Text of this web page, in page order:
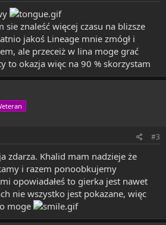
znaleść więcej czasu na blizsze
jakoś Lineage mnie zmógł i
ale przeceiż w lina moge grać
to okazja więc na 90 % skorzystam
#3
zdarza. Khalid mam nadzieje że
i razem ponoobkujemy
opowiadałeś to gierka jest nawet
nie wszystko jest pokazane, więc
moge